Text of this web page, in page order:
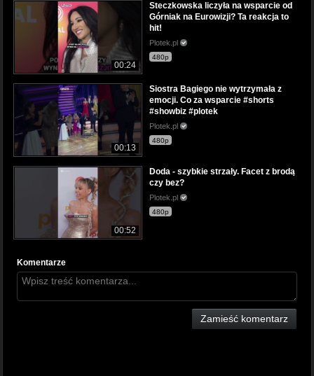
00:24
Steczkowska liczyła na wsparcie od
Górniak na Eurowizji? Ta reakcja to
hit!
Plotek.pl
480p
00:13
Siostra Bagiego nie wytrzymała z
emocji. Co za wsparcie #shorts
#showbiz #plotek
Plotek.pl
480p
00:52
Doda - szybkie strzały. Facet z brodą
czy bez?
Plotek.pl
480p
Komentarze
Zamieść komentarz